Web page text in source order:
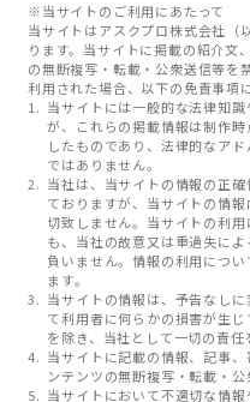
※当サイトのご利用にあたって
当サイトはアスクプロ株式会社（
ります。当サイトに掲載の紹介文
の無断複写・転載・公衆送信等を
利用された場合、以下の免責事項
当サイトには一般的な法律知
が、これらの掲載情報は制作
したものであり、法律的なア
ではありません。
当社は、当サイトの情報の正
ておりますが、当サイトの情
切致しません。当サイトの利
も、当社の故意又は重過失に
負いません。情報の利用につ
ます。
当サイトの情報は、予告なし
て利用者に何らかの損害が生
を除き、当社として一切の責任
当サイトに記載の情報、記事
ンテンツの無断複写・転載・公
当サイトにおいて不適切な情